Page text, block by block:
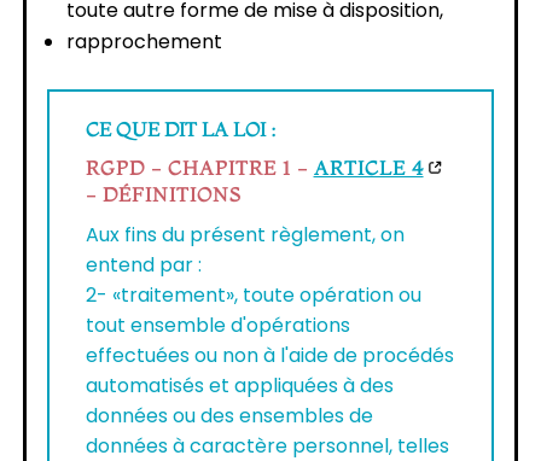
toute autre forme de mise à disposition,
rapprochement
CE QUE DIT LA LOI :
RGPD - CHAPITRE 1 - ARTICLE 4
- DÉFINITIONS
Aux fins du présent règlement, on
entend par :
2- «traitement», toute opération ou
tout ensemble d'opérations
effectuées ou non à l'aide de procédés
automatisés et appliquées à des
données ou des ensembles de
données à caractère personnel, telles